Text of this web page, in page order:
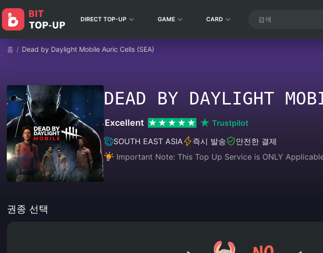
DIRECT TOP-UP GAME CARD
홈 / Dead by Daylight Mobile Auric Cells (SEA)
DEAD BY DAYLIGHT
Excellent
Trustpilot
SOUTH EAST ASIA
즉시 발송
안전한 결제
Important Note: This Top Up Service is ONLY
권종 선택